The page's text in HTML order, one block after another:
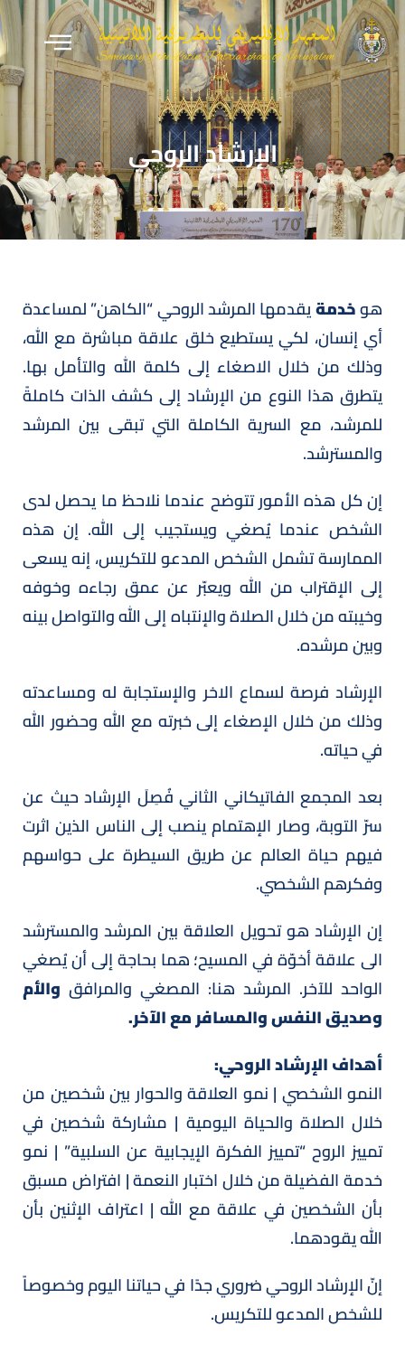
الإرشاد الروحي
هوخدمةيقدمها المرشد الروحي “الكاهن” لمساعدة
أي إنسان، لكي يستطيع خلق علاقة مباشرة مع الله،
وذلك من خلال الاصغاء إلى كلمة الله والتأمل بها.
يتطرق هذا النوع من الإرشاد إلى كشف الذات كاملةً
للمرشد، مع السرية الكاملة التي تبقى بين المرشد
والمسترشد.
إن كل هذه الأمور تتوضح عندما نلاحظ ما يحصل لدى
الشخص عندما يُصغي ويستجيب إلى الله. إن هذه
الممارسة تشمل الشخص المدعو للتكريس، إنه يسعى
إلى الإقتراب من الله ويعبّر عن عمق رجاءه وخوفه
وخيبته من خلال الصلاة والإنتباه إلى الله والتواصل بينه
وبين مرشده.
الإرشاد فرصة لسماع الاخر والإستجابة له ومساعدته
وذلك من خلال الإصغاء إلى خبرته مع الله وحضور الله
في حياته.
بعد المجمع الفاتيكاني الثاني فُصِلَ الإرشاد حيث عن
سرّ التوبة، وصار الإهتمام ينصب إلى الناس الذين اثرت
فيهم حياة العالم عن طريق السيطرة على حواسهم
وفكرهم الشخصي.
إن الإرشاد هو تحويل العلاقة بين المرشد والمسترشد
الى علاقة أخوّة في المسيح؛ هما بحاجة إلى أن يُصغي
الواحد للآخر. المرشد هنا: المصغي والمرافق والأم
وصديق النفس والمسافر مع الآخر.
أهداف الإرشاد الروحي:
النمو الشخصي | نمو العلاقة والحوار بين شخصين من
خلال الصلاة والحياة اليومية | مشاركة شخصين في
تمييز الروح “تمييز الفكرة الإيجابية عن السلبية” | نمو
خدمة الفضيلة من خلال اختبار النعمة | افتراض مسبق
بأن الشخصين في علاقة مع الله | اعتراف الإثنين بأن
الله يقودهما.
إنّ الإرشاد الروحي ضروري جدًا في حياتنا اليوم وخصوصاً
للشخص المدعو للتكريس.